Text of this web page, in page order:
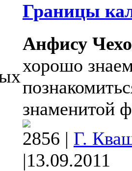
Границы
Анфису
хорошо
знаменитой
2856 | Г.
|13.09.2011